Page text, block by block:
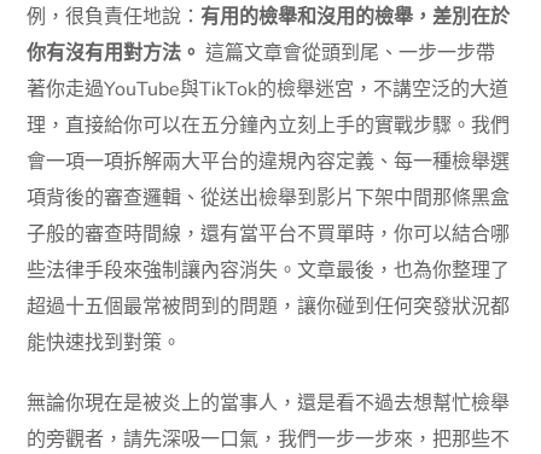
例，很負責任地說：有用的檢舉和沒用的檢舉，差別在於
你有沒有用對方法。 這篇文章會從頭到尾、一步一步帶
著你走過YouTube與TikTok的檢舉迷宮，不講空泛的大道
理，直接給你可以在五分鐘內立刻上手的實戰步驟。我們
會一項一項拆解兩大平台的違規內容定義、每一種檢舉選
項背後的審查邏輯、從送出檢舉到影片下架中間那條黑盒
子般的審查時間線，還有當平台不買單時，你可以結合哪
些法律手段來強制讓內容消失。文章最後，也為你整理了
超過十五個最常被問到的問題，讓你碰到任何突發狀況都
能快速找到對策。
無論你現在是被炎上的當事人，還是看不過去想幫忙檢舉
的旁觀者，請先深吸一口氣，我們一步一步來，把那些不